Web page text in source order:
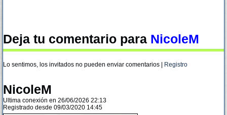
Deja tu comentario para NicoleM
Lo sentimos, los invitados no pueden enviar comentarios | Registro
NicoleM
Ultima conexión en 26/06/2026 22:13
Registrado desde 09/03/2020 14:45